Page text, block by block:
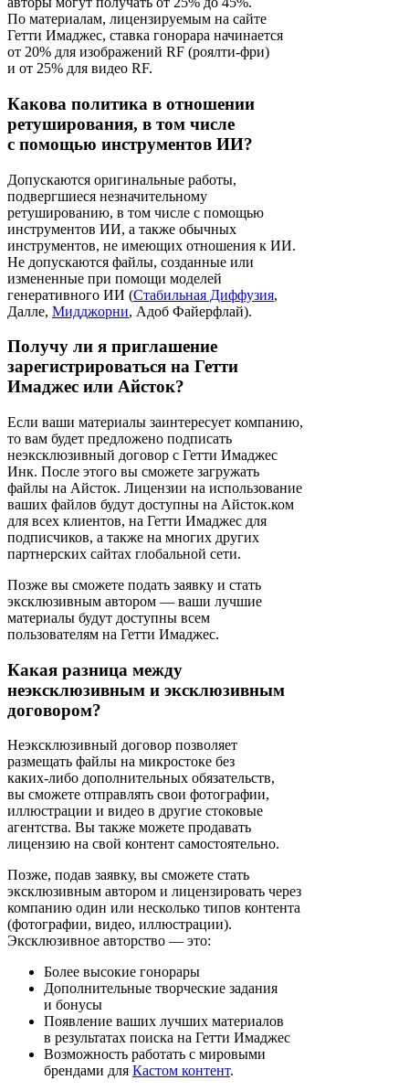
По материалам, лицензируемым на сайте
Гетти Имаджес, ставка гонорара начинается
от 20% для изображений RF (роялти-фри)
и от 25% для видео RF.
Какова политика в отношении
ретуширования, в том числе
с помощью инструментов ИИ?
Допускаются оригинальные работы,
подвергшиеся незначительному
ретушированию, в том числе с помощью
инструментов ИИ, а также обычных
инструментов, не имеющих отношения к ИИ.
Не допускаются файлы, созданные или
измененные при помощи моделей
генеративного ИИ (Стабильная Диффузия,
Далле, Мидджорни, Адоб Файерфлай).
Получу ли я приглашение
зарегистрироваться на Гетти
Имаджес или Айсток?
Если ваши материалы заинтересует компанию,
то вам будет предложено подписать
неэксклюзивный договор с Гетти Имаджес
Инк. После этого вы сможете загружать
файлы на Айсток. Лицензии на использование
ваших файлов будут доступны на Айсток.ком
для всех клиентов, на Гетти Имаджес для
подписчиков, а также на многих других
партнерских сайтах глобальной сети.
Позже вы сможете подать заявку и стать
эксклюзивным автором — ваши лучшие
материалы будут доступны всем
пользователям на Гетти Имаджес.
Какая разница между
неэксклюзивным и эксклюзивным
договором?
Неэксклюзивный договор позволяет
размещать файлы на микростоке без
каких‑либо дополнительных обязательств,
вы сможете отправлять свои фотографии,
иллюстрации и видео в другие стоковые
агентства. Вы также можете продавать
лицензию на свой контент самостоятельно.
Позже, подав заявку, вы сможете стать
эксклюзивным автором и лицензировать через
компанию один или несколько типов контента
(фотографии, видео, иллюстрации).
Эксклюзивное авторство — это:
Более высокие гонорары
Дополнительные творческие задания
и бонусы
Появление ваших лучших материалов
в результатах поиска на Гетти Имаджес
Возможность работать с мировыми
брендами для Кастом контент.